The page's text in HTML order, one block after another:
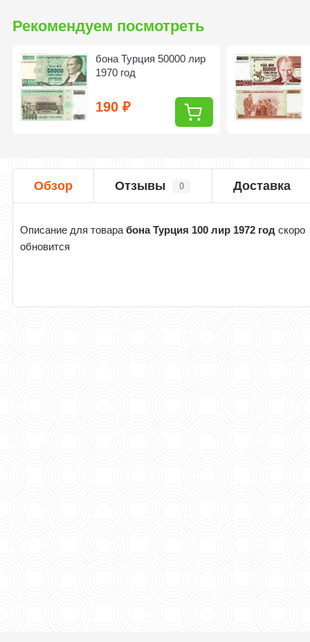
Рекомендуем посмотреть
бона Турция 50000 лир
1970 год
190₽
Обзор Отзывы 0 Доставка
Описание для товарабона Турция 100 лир 1972 год скоро
обновится